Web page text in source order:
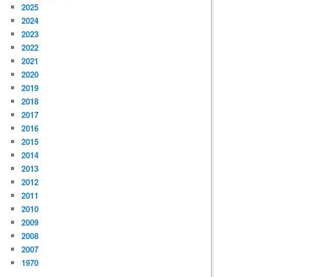
2025
2024
2023
2022
2021
2020
2019
2018
2017
2016
2015
2014
2013
2012
2011
2010
2009
2008
2007
1970